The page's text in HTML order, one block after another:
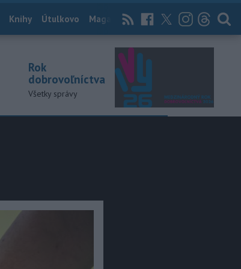
Knihy Útulkovo Magazín News Now Archív
Rok
dobrovoľníctva
Všetky správy